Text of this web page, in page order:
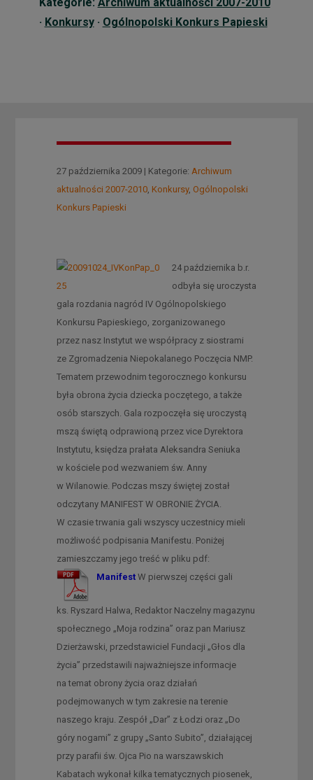
Kategorie: Archiwum aktualności 2007-2010
· Konkursy· Ogólnopolski Konkurs Papieski
27 października 2009 | Kategorie: Archiwum
aktualności 2007-2010, Konkursy, Ogólnopolski
Konkurs Papieski
24 października b.r.
odbyła się uroczysta
gala rozdania nagród IV Ogólnopolskiego
Konkursu Papieskiego, zorganizowanego
przez nasz Instytut we współpracy z siostrami
ze Zgromadzenia Niepokalanego Poczęcia NMP.
Tematem przewodnim tegorocznego konkursu
była obrona życia dziecka poczętego, a także
osób starszych. Gala rozpoczęła się uroczystą
mszą świętą odprawioną przez vice Dyrektora
Instytutu, księdza prałata Aleksandra Seniuka
w kościele pod wezwaniem św. Anny
w Wilanowie. Podczas mszy świętej został
odczytany MANIFEST W OBRONIE ŻYCIA.
W czasie trwania gali wszyscy uczestnicy mieli
możliwość podpisania Manifestu. Poniżej
zamieszczamy jego treść w pliku pdf:
Manifest W pierwszej części gali
ks. Ryszard Halwa, Redaktor Naczelny magazynu
społecznego „Moja rodzina” oraz pan Mariusz
Dzierżawski, przedstawiciel Fundacji „Głos dla
życia” przedstawili najważniejsze informacje
na temat obrony życia oraz działań
podejmowanych w tym zakresie na terenie
naszego kraju. Zespół „Dar” z Łodzi oraz „Do
góry nogami” z grupy „Santo Subito”, działającej
przy parafii św. Ojca Pio na warszawskich
Kabatach wykonał kilka tematycznych piosenek,